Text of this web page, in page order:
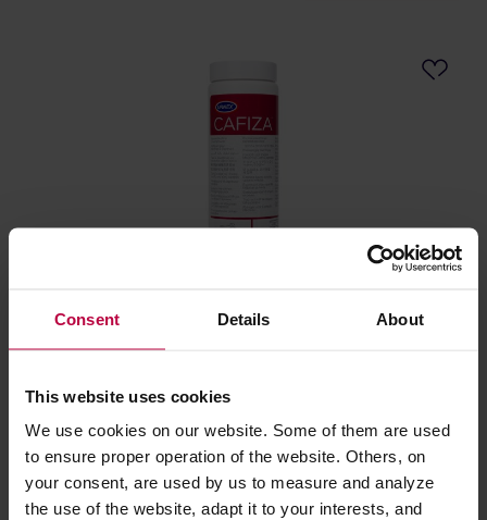
Consent Details About
This website uses cookies
We use cookies on our website. Some of them are used
to ensure proper operation of the website. Others, on
your consent, are used by us to measure and analyze
the use of the website, adapt it to your interests, and
566g
Najniższa cena: 23,99 zł
33,99 zł